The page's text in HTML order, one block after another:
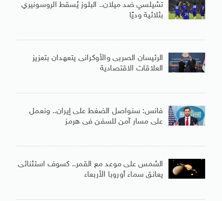
تشيلسي ضد ميلان.. البلوز يُسقط الروسونيري
بثلاثية وديًا
الرئيسان الصربى والأوكرانى يتعهدان بتعزيز
العلاقات الاقتصادية
فانس: سنواصل الضغط على إيران.. ونعمل
على مسار آمن للسفن فى هرمز
الشمس على موعد مع القمر.. كسوف استثنائى
يعانق سماء أوروبا الأربعاء